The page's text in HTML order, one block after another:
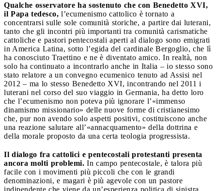
Qualche osservatore ha sostenuto che con Benedetto XVI,
il Papa tedesco, l’ecumenismo cattolico è tornato a
concentrarsi sulle sole comunità storiche, a partire dai luterani,
tanto che gli incontri più importanti tra comunità carismatiche
cattoliche e pastori pentecostali aperti al dialogo sono emigrati
in America Latina, sotto l’egida del cardinale Bergoglio, che lì
ha conosciuto Traettino e ne è diventato amico. In realtà, non
solo ha continuato a incontrarlo anche in Italia – io stesso sono
stato relatore a un convegno ecumenico tenuto ad Assisi nel
2012 – ma lo stesso Benedetto XVI, incontrando nel 2011 i
luterani nel corso del suo viaggio in Germania, ha detto loro
che l’ecumenismo non poteva più ignorare l’«immenso
dinamismo missionario» delle nuove forme di cristianesimo
che, pur non avendo solo aspetti positivi, costituiscono anche
una reazione salutare all’«annacquamento» della dottrina e
della morale proposto da una certa teologia progressista.
Il dialogo fra cattolici e pentecostali protestanti presenta
ancora molti problemi. In campo pentecostale, è talora più
facile con i movimenti più piccoli che con le grandi
denominazioni, e magari è più agevole con un pastore
indipendente che viene da un’esperienza politica di sinistra